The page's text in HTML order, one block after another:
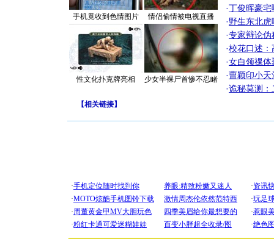
手机竟收到色情图片 情侣偷情被电视直播
性文化扑克牌亮相 少女半裸尸首惨不忍睹
·丁俊晖豪
·野生东北
·专家辩论伪
·校花口述：
·女白领祼体
·曹颖印小天
·诡秘莫测：
【相关链接】
[圣诞节]